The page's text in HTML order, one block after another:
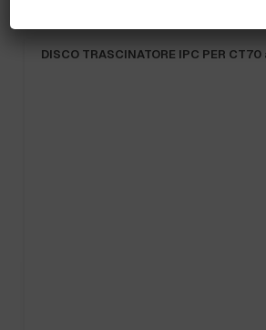
DISCO TRASCINATORE IPC PER